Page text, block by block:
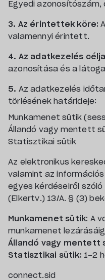
Egyedi
3. Az érintettek köre:
valamennyi érintett.
4. Az adatkezelés
azonosítása és a
5. Az adatkezelés
törlésének határideje:
Munkamenet sütik
Állandó vagy mentett
Statisztikai sütik
Az elektronikus
valamint az
egyes kérdéseiről
(Elkertv.) 13/A. § (3)
Munkamenet sütik: A
munkamenet
Állandó vagy mentett
Statisztikai sütik: 1-2
connect.sid